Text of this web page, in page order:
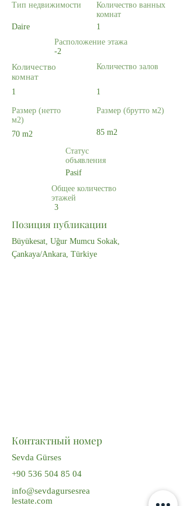
Тип недвижимости
Daire
Количество ванных
комнат
1
Расположение этажа
-2
Количество
комнат
1
Размер (нетто
м2)
70 m2
Количество залов
1
Размер (брутто м2)
85 m2
Статус
объявления
Pasif
Общее количество
этажей
3
Позиция публикации
Büyükesat, Uğur Mumcu Sokak,
Çankaya/Ankara, Türkiye
Контактный номер
Sevda Gürses
+90 536 504 85 04
info@sevdagursesrea
lestate.com